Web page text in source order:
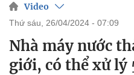
Video
thứ sáu, 26/04/2024 - 07:09
Nhà máy nước
giới, có thể xử